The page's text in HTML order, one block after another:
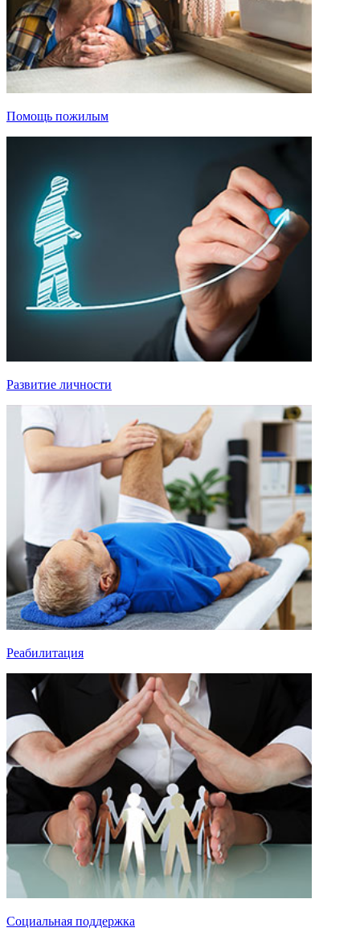
Помощь пожилым
Развитие личности
Реабилитация
Социальная поддержка